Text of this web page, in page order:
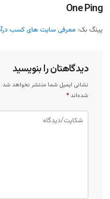
One Ping
پینگ بک: معرفی سایت های کسب
دیدگاهتان را بنویسید
نشانی ایمیل شما منتشر نخواهد شد.
شده‌اند *